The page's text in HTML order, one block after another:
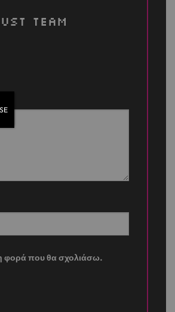
Team
φορά που θα σχολιάσω.